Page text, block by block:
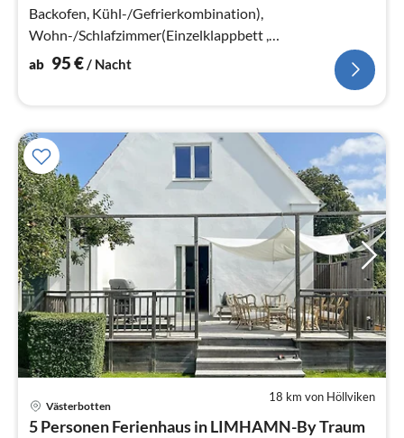
Backofen, Kühl-/Gefrierkombination),
Wohn-/Schlafzimmer(Einzelklappbett ,
Doppelklappbett , Netflix)
ab 95€/ Nacht
18 km von Höllviken
Västerbotten
5 Personen Ferienhaus in LIMHAMN-By Traum